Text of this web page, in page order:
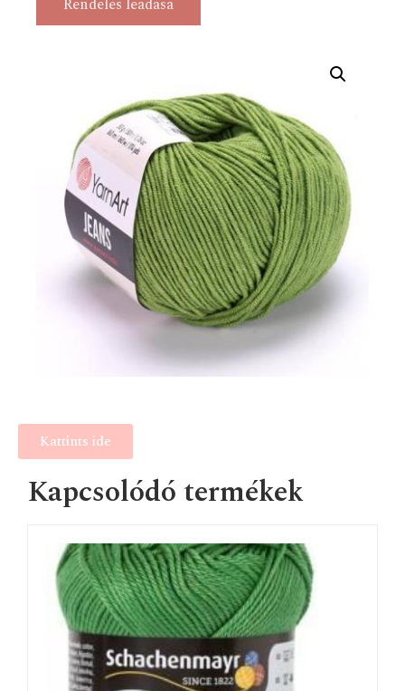
Kattints ide
Kapcsolódó termékek